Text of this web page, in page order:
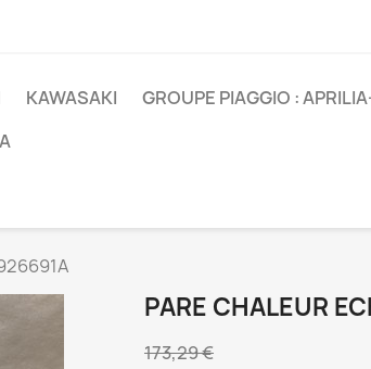
KAWASAKI GROUPE PIAGGIO :
PARE CHALEUR
173,29 €